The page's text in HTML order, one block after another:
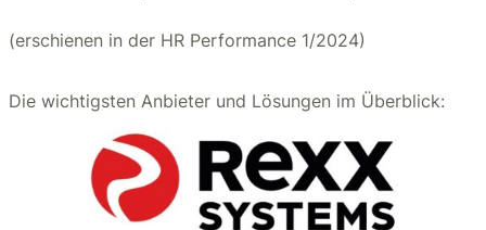
(erschienen in der HR Performance 1/2024)
Die wichtigsten Anbieter und Lösungen im Überblick: